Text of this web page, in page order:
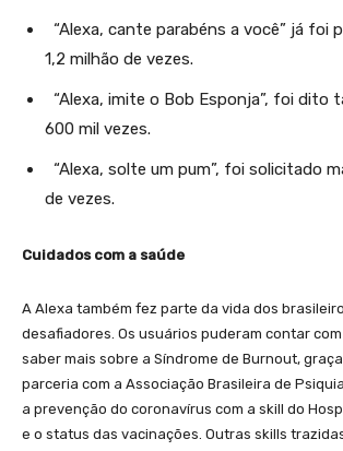
“Alexa, cante parabéns a você” já foi
1,2 milhão de vezes.
“Alexa, imite o Bob Esponja”, foi dito
600 mil vezes.
“Alexa, solte um pum”, foi solicitado
de vezes.
Cuidados com a saúde
A Alexa também fez parte da vida dos
desafiadores. Os usuários puderam contar
saber mais sobre a Síndrome de Burnout,
parceria com a Associação Brasileira de
a prevenção do coronavírus com a skill do
e o status das vacinações. Outras skills